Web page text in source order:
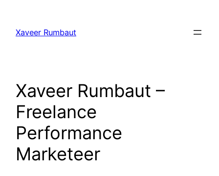
Xaveer Rumbaut
Xaveer Rumbaut –
Freelance
Performance
Marketeer